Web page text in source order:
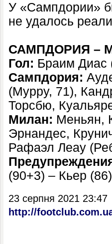
У «Сампдории»
не удалось
САМПДОРИЯ –
Гол: Браим Диас
Сампдория:
(Мурру, 71),
Торсбю,
Милан: Меньян,
Эрнандес,
Рафаэл Леау
(90+3) – Кьер
23 серпня 2021 23:47
http://